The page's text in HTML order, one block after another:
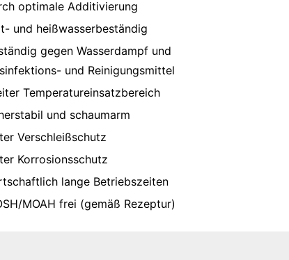
optimale Additivierung
und heißwasserbeständig
gegen Wasserdampf und
und Reinigungsmittel
Temperatureinsatzbereich
und schaumarm
Verschleißschutz
Korrosionsschutz
lange Betriebszeiten
MOAH frei (gemäß Rezeptur)